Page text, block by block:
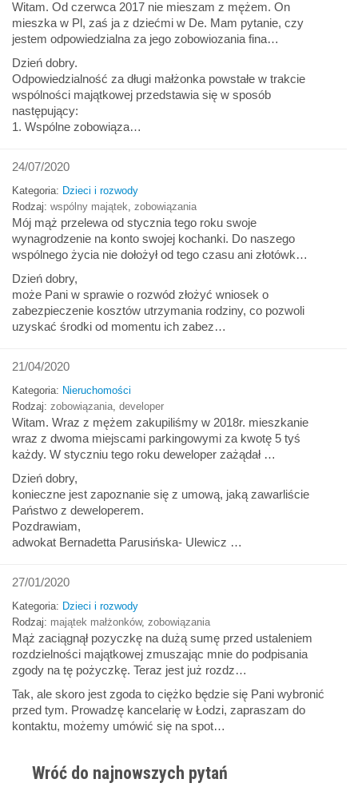
Witam. Od czerwca 2017 nie mieszam z mężem. On
mieszka w Pl, zaś ja z dziećmi w De. Mam pytanie, czy
jestem odpowiedzialna za jego zobowiozania fina…
Dzień dobry.
Odpowiedzialność za długi małżonka powstałe w trakcie
wspólności majątkowej przedstawia się w sposób
następujący:
1. Wspólne zobowiąza…
24/07/2020
Kategoria: Dzieci i rozwody
Rodzaj: wspólny majątek zobowiązania
Mój mąż przelewa od stycznia tego roku swoje
wynagrodzenie na konto swojej kochanki. Do naszego
wspólnego życia nie dołożył od tego czasu ani złotówk…
Dzień dobry,
może Pani w sprawie o rozwód złożyć wniosek o
zabezpieczenie kosztów utrzymania rodziny, co pozwoli
uzyskać środki od momentu ich zabez…
21/04/2020
Kategoria: Nieruchomości
Rodzaj: zobowiązania developer
Witam. Wraz z mężem zakupiliśmy w 2018r. mieszkanie
wraz z dwoma miejscami parkingowymi za kwotę 5 tyś
każdy. W styczniu tego roku deweloper zażądał …
Dzień dobry,
konieczne jest zapoznanie się z umową, jaką zawarliście
Państwo z deweloperem.
Pozdrawiam,
adwokat Bernadetta Parusińska- Ulewicz …
27/01/2020
Kategoria: Dzieci i rozwody
Rodzaj: majątek małżonków, zobowiązania
Mąż zaciągnął pozyczkę na dużą sumę przed ustaleniem
rozdzielności majątkowej zmuszając mnie do podpisania
zgody na tę pożyczkę. Teraz jest już rozdz…
Tak, ale skoro jest zgoda to ciężko będzie się Pani wybronić
przed tym. Prowadzę kancelarię w Łodzi, zapraszam do
kontaktu, możemy umówić się na spot…
Wróć do najnowszych pytań